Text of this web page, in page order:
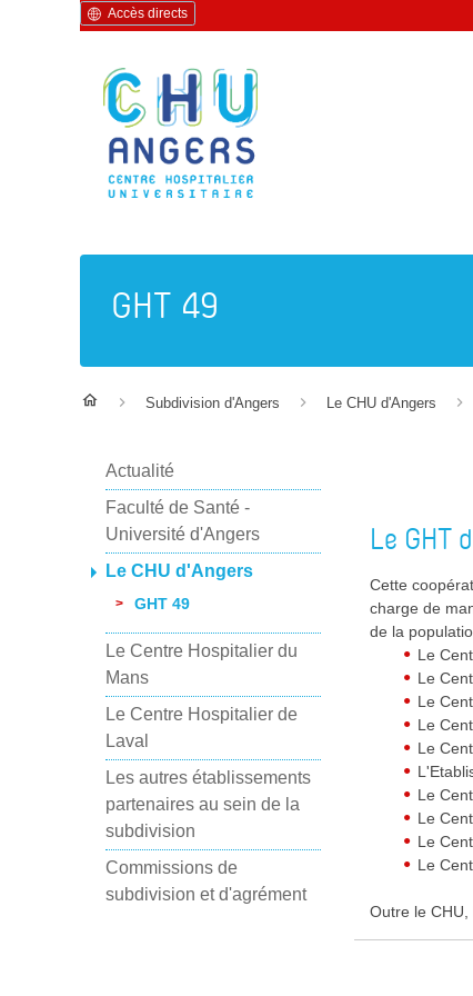
Accès directs
GHT 49
Subdivision d'Angers Le CHU d'Angers
Le GHT
Cette
charge de
de la
Le
Le
Le
Le
Le
Le
Le
Le
Le
Outre le
Actualité
Faculté de Santé -
Université d'Angers
Le CHU d'Angers
GHT 49
Le Centre Hospitalier du
Mans
Le Centre Hospitalier de
Laval
Les autres établissements
partenaires au sein de la
subdivision
Commissions de
subdivision et d'agrément